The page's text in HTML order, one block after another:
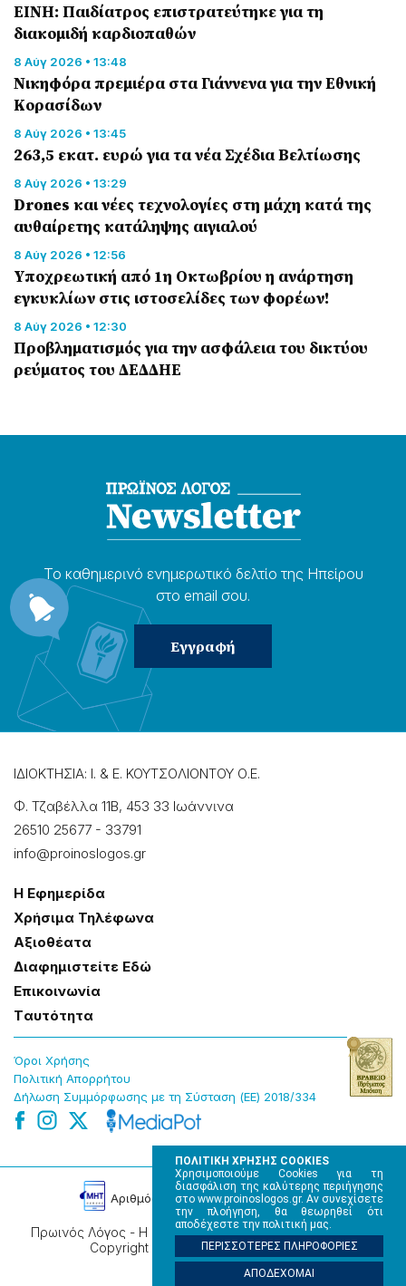
ΠΟΛΙΤΙΚΗ ΧΡΗΣΗΣ COOKIES
Χρησιμοποιούμε Cookies για τη
διασφάλιση της καλύτερης περιήγησης
στο www.proinoslogos.gr. Αν συνεχίσετε
την πλοήγηση, θα θεωρηθεί ότι
αποδέχεστε την πολιτική μας.
ΠΕΡΙΣΣΟΤΕΡΕΣ ΠΛΗΡΟΦΟΡΙΕΣ
ΑΠΟΔΕΧΟΜΑΙ
ΕΙΝΗ: Παιδίατρος επιστρατεύτηκε για τη
διακομιδή καρδιοπαθών
8 Αύγ 2026 • 13:48
Nικηφόρα πρεμιέρα στα Γιάννενα για την Εθνική
Κορασίδων
8 Αύγ 2026 • 13:45
263,5 εκατ. ευρώ για τα νέα Σχέδια Βελτίωσης
8 Αύγ 2026 • 13:29
Drones και νέες τεχνολογίες στη μάχη κατά της
αυθαίρετης κατάληψης αιγιαλού
8 Αύγ 2026 • 12:56
Υποχρεωτική από 1η Οκτωβρίου η ανάρτηση
εγκυκλίων στις ιστοσελίδες των φορέων!
8 Αύγ 2026 • 12:30
Προβληματισμός για την ασφάλεια του δικτύου
ρεύματος του ΔΕΔΔΗΕ
Το καθημερɩνό ενημερωτɩκό δελτίο της Ηπείρου
στο email σου.
ΙΔΙΟΚΤΗΣΙΑ: Ι. & Ε. ΚΟΥΤΣΟΛΙΟΝΤΟΥ Ο.Ε.
Φ. Τζαβέλλα 11Β, 453 33 Ιωάννɩνα
26510 25677 - 33791
info@proinoslogos.gr
Η Εφημερίδα
Χρήσɩμα Τηλέφωνα
Αξɩοθέατα
Δɩαφημɩστείτε Εδώ
Επɩκοɩνωνία
Tαυτότητα
Όροɩ Χρήσης
Πολɩτɩκή Απορρήτου
Δήλωση Συμμόρφωσης με τη Σύσταση (ΕΕ) 2018/334
Πρωινός Λόγος - Η καθημερινή εφημερίδα της Ηπείρου,
Copyright © 2026, All rights reserved.
Αρɩθμός Πɩστοποίησης Μ.Η.Τ. 220242